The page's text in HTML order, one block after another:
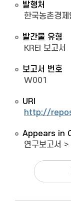
발행처
한국농촌경제
발간물 유형
KREI 보고서
보고서 번호
W001
URI
http://
Appears in
연구보고서 >